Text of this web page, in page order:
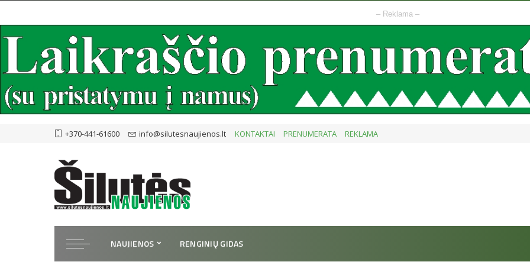
– Reklama –
+370-441-61600 info@silutesnaujienos.lt KONTAKTAI PRENUMERATA REKLAMA
NAUJIENOS RENGINIŲ GIDAS